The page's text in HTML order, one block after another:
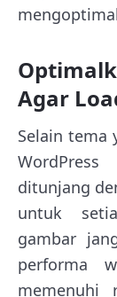
Agar
Selain tema
ditunjang
untuk
gambar
performa
memenuhi